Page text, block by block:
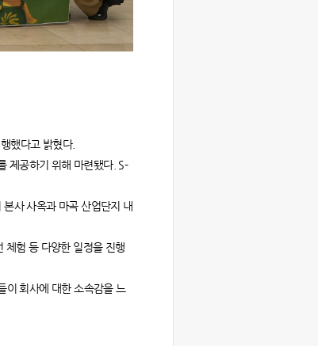
했다고 밝혔다.
제공하기 위해 마련됐다. S-
사 사옥과 마곡 산업단지 내
체험 등 다양한 일정을 진행
이 회사에 대한 소속감을 느